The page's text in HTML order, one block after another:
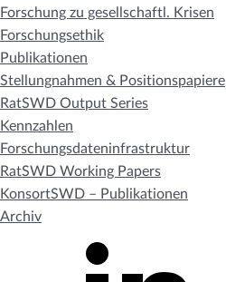
Forschung zu gesellschaftl. Krisen
Forschungsethik
Publikationen
Stellungnahmen & Positionspapiere
RatSWD Output Series
Kennzahlen
Forschungsdateninfrastruktur
RatSWD Working Papers
KonsortSWD – Publikationen
Archiv